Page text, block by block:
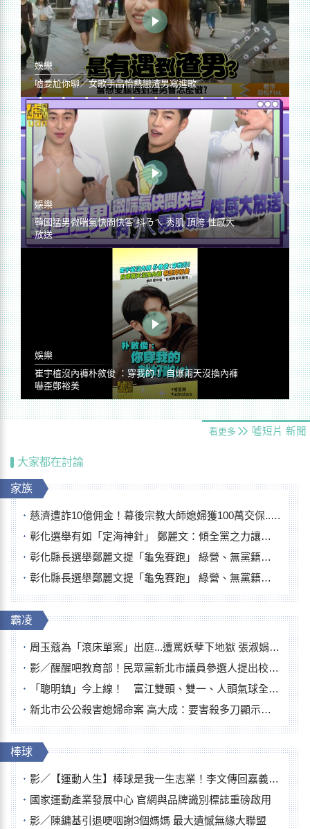
娛樂
噓要尬你聊／女歌手品怡熱戀渣男寫進歌
娛樂
韓國猛男微喘氣快問快答 抖ㄋㄟ 秀肌 頂胯 性感大
放送
娛樂
崔宇植沒內褲朴敘俊 ：穿我的！ 自爆兩天沒換內褲
嚇歪鄭裕美
看更多 噓短片 新聞
大家都在討論
家族
慈濟遭詐10億佣金！幕後宗教大師媳婦獲100萬交保...快步奔離不發一語
彰化選舉有如「定海神針」 鄭麗文：傾全黨之力讓彰化贏
彰化縣長選舉鄭麗文提「龜兔賽跑」 綠營、無黨籍忙否認是烏龜
彰化縣長選舉鄭麗文提「龜兔賽跑」 綠營、無黨籍忙否認是烏龜
霸凌
周玉蔻為「滾床單案」出庭...遭罵妖孽下地獄 張淑娟批：舌頭殺人有罪
影／醒醒吧教育部！民眾黨新北市議員參選人提出校園反毒防線升級政見
「聰明鎮」今上線！ 富江雙頭、雙一、人頭氣球全登場
新北市公公殺害媳婦命案 高大成：要害殺多刀顯示怨恨深
棒球
影／【運動人生】棒球是我一生志業！李文傳回嘉義扎根點亮KANO精神
國家運動產業發展中心 官網與品牌識別標誌重磅啟用
影／陳鏞基引退哽咽謝3個媽媽 最大遺憾無緣大聯盟